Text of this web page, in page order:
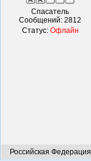
Спасатель
Сообщений: 2812
Статус: Офлайн
Российская Федерация